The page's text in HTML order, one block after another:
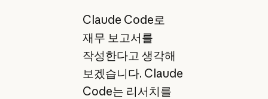
Claude Code로
재무 보고서를
작성한다고 생각해
보겠습니다. Claude
Code는 리서치를